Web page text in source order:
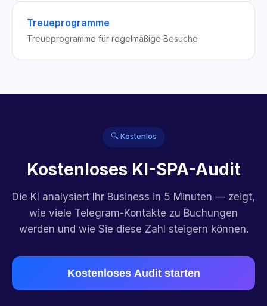
Treueprogramme
Treueprogramme für regelmäßige Besuche
🔍 Kostenlos
Kostenloses KI-SPA-Audit
Die KI analysiert Ihr Business in 5 Minuten — zeigt,
wie viele Telegram-Kontakte zu Buchungen
werden und wie Sie diese Zahl steigern können.
Kostenloses Audit starten